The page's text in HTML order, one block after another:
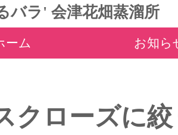
バラ' 会津花畑蒸溜所
ーム お知ら
クローズに